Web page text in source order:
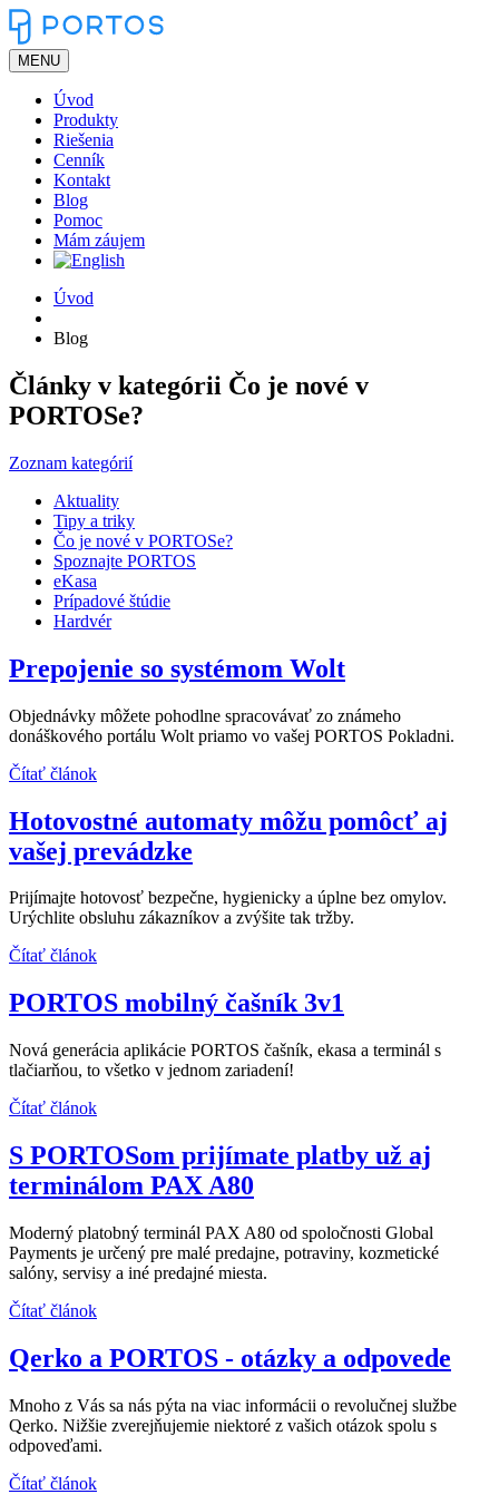
MENU
Úvod
Produkty
Riešenia
Cenník
Kontakt
Blog
Pomoc
Mám záujem
Úvod
Blog
Články v kategórii Čo je nové v
PORTOSe?
Zoznam kategórií
Aktuality
Tipy a triky
Čo je nové v PORTOSe?
Spoznajte PORTOS
eKasa
Prípadové štúdie
Hardvér
Prepojenie so systémom Wolt
Objednávky môžete pohodlne spracovávať zo známeho
donáškového portálu Wolt priamo vo vašej PORTOS Pokladni.
Čítať článok
Hotovostné automaty môžu pomôcť aj
vašej prevádzke
Prijímajte hotovosť bezpečne, hygienicky a úplne bez omylov.
Urýchlite obsluhu zákazníkov a zvýšite tak tržby.
Čítať článok
PORTOS mobilný čašník 3v1
Nová generácia aplikácie PORTOS čašník, ekasa a terminál s
tlačiarňou, to všetko v jednom zariadení!
Čítať článok
S PORTOSom prijímate platby už aj
terminálom PAX A80
Moderný platobný terminál PAX A80 od spoločnosti Global
Payments je určený pre malé predajne, potraviny, kozmetické
salóny, servisy a iné predajné miesta.
Čítať článok
Qerko a PORTOS - otázky a odpovede
Mnoho z Vás sa nás pýta na viac informácii o revolučnej službe
Qerko. Nižšie zverejňujemie niektoré z vašich otázok spolu s
odpoveďami.
Čítať článok